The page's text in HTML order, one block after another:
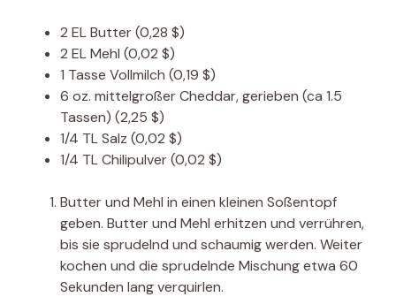
2 ELButter(0,28 $)
2 ELMehl (0,02 $)
1 Tasse Vollmilch (0,19 $)
6 oz. mittelgroßer Cheddar, gerieben (ca 1.5
Tassen) (2,25 $)
1/4 TLSalz (0,02 $)
1/4 TLChilipulver(0,02 $)
Butter und Mehl in einen kleinen Soßentopf
geben. Butter und Mehl erhitzen und verrühren,
bis sie sprudelnd und schaumig werden. Weiter
kochen und die sprudelnde Mischung etwa 60
Sekunden lang verquirlen.